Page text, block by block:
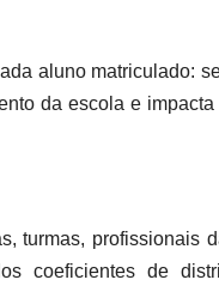
aluno matriculado:
da escola e
turmas, profissionais
coeficientes de